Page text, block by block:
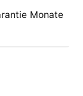
Monate